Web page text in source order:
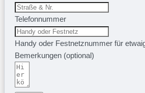
Telefonnummer
Handy oder Festnetznummer für
Bemerkungen (optional)